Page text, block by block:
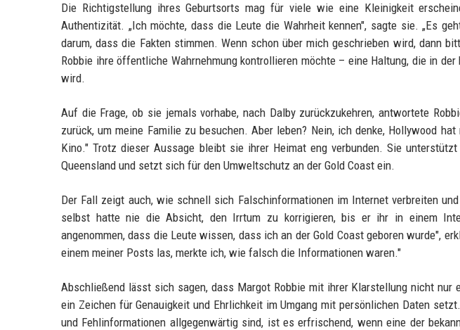
Die Richtigstellung ihres Geburtsorts mag für viele wie eine Kleinigkeit
Authentizität. „Ich möchte, dass die Leute die Wahrheit kennen", sagte sie. „Es
darum, dass die Fakten stimmen. Wenn schon über mich geschrieben wird, dann
Robbie ihre öffentliche Wahrnehmung kontrollieren möchte – eine Haltung, die in
wird.
Auf die Frage, ob sie jemals vorhabe, nach Dalby zurückzukehren, antwortete
zurück, um meine Familie zu besuchen. Aber leben? Nein, ich denke, Hollywood
Kino." Trotz dieser Aussage bleibt sie ihrer Heimat eng verbunden. Sie
Queensland und setzt sich für den Umweltschutz an der Gold Coast ein.
Der Fall zeigt auch, wie schnell sich Falschinformationen im Internet verbreiten
selbst hatte nie die Absicht, den Irrtum zu korrigieren, bis er ihr in einem
angenommen, dass die Leute wissen, dass ich an der Gold Coast geboren wurde",
einem meiner Posts las, merkte ich, wie falsch die Informationen waren."
Abschließend lässt sich sagen, dass Margot Robbie mit ihrer Klarstellung nicht nur
ein Zeichen für Genauigkeit und Ehrlichkeit im Umgang mit persönlichen Daten
und Fehlinformationen allgegenwärtig sind, ist es erfrischend, wenn eine der